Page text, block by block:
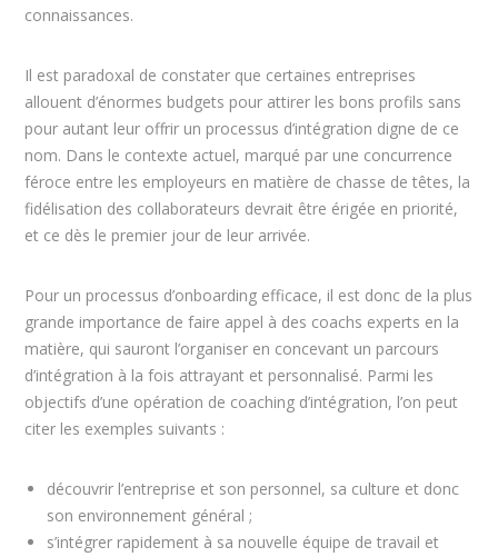
connaissances.
Il est paradoxal de constater que certaines entreprises
allouent d’énormes budgets pour attirer les bons profils sans
pour autant leur offrir un processus d’intégration digne de ce
nom. Dans le contexte actuel, marqué par une concurrence
féroce entre les employeurs en matière de chasse de têtes, la
fidélisation des collaborateurs devrait être érigée en priorité,
et ce dès le premier jour de leur arrivée.
Pour un processus d’onboarding efficace, il est donc de la plus
grande importance de faire appel à des coachs experts en la
matière, qui sauront l’organiser en concevant un parcours
d’intégration à la fois attrayant et personnalisé. Parmi les
objectifs d’une opération de coaching d’intégration, l’on peut
citer les exemples suivants :
découvrir l’entreprise et son personnel, sa culture et donc
son environnement général ;
s’intégrer rapidement à sa nouvelle équipe de travail et